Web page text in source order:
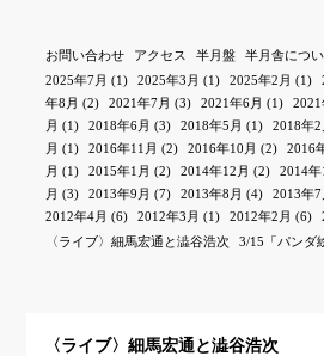
お問い合わせ アクセス 半月盤
半月舎につ
2025年7月 (1) 2025年3月 (1) 2025年2月 (1)
年8月 (2) 2021年7月 (3) 2021年6月 (1) 2021
月 (1) 2018年6月 (3) 2018年5月 (1) 2018年2
月 (1) 2016年11月 (2) 2016年10月 (2) 2016
月 (1) 2015年1月 (2) 2014年12月 (2) 2014年
月 (3) 2013年9月 (7) 2013年8月 (4) 2013年7
2012年4月 (6) 2012年3月 (1) 2012年2月 (6)
〈ライブ〉細馬宏通と澁谷浩次
3/15「パンダ
〈ライブ〉細馬宏通と澁谷浩次